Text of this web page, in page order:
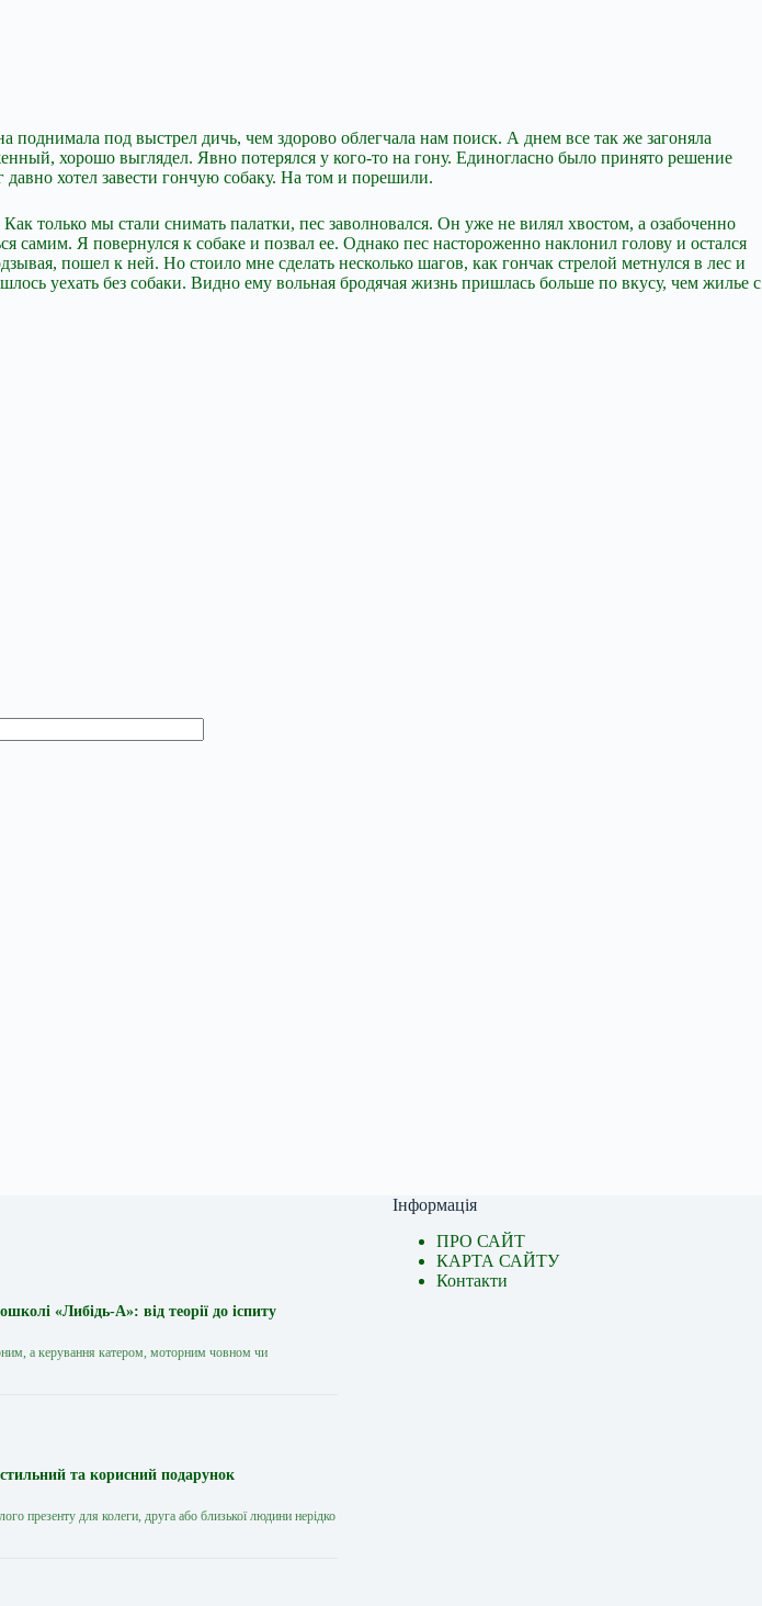
поднимала под выстрел дичь, чем здорово облегчала нам поиск. А днем все так же загоняла
хорошо выглядел. Явно потерялся у кого-то на гону. Единогласно было принято решение
давно хотел завести гончую собаку. На том и порешили.
только мы стали снимать палатки, пес заволновался. Он уже не вилял хвостом, а озабоченно
Я повернулся к собаке и позвал ее. Однако пес настороженно наклонил голову и остался
пошел к ней. Но стоило мне сделать несколько шагов, как гончак стрелой метнулся в лес и
уехать без собаки. Видно ему вольная бродячая жизнь пришлась больше по вкусу, чем жилье с
«Либідь-А»: від теорії до іспиту
а керування катером, моторним човном чи
та корисний подарунок
презенту для колеги, друга або близької людини нерідко
Інформація
ПРО САЙТ
КАРТА САЙТУ
Контакти